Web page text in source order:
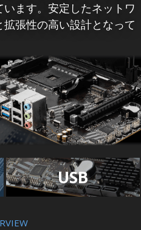
ます。安定したネットワ
張性の高い設計となって
USB